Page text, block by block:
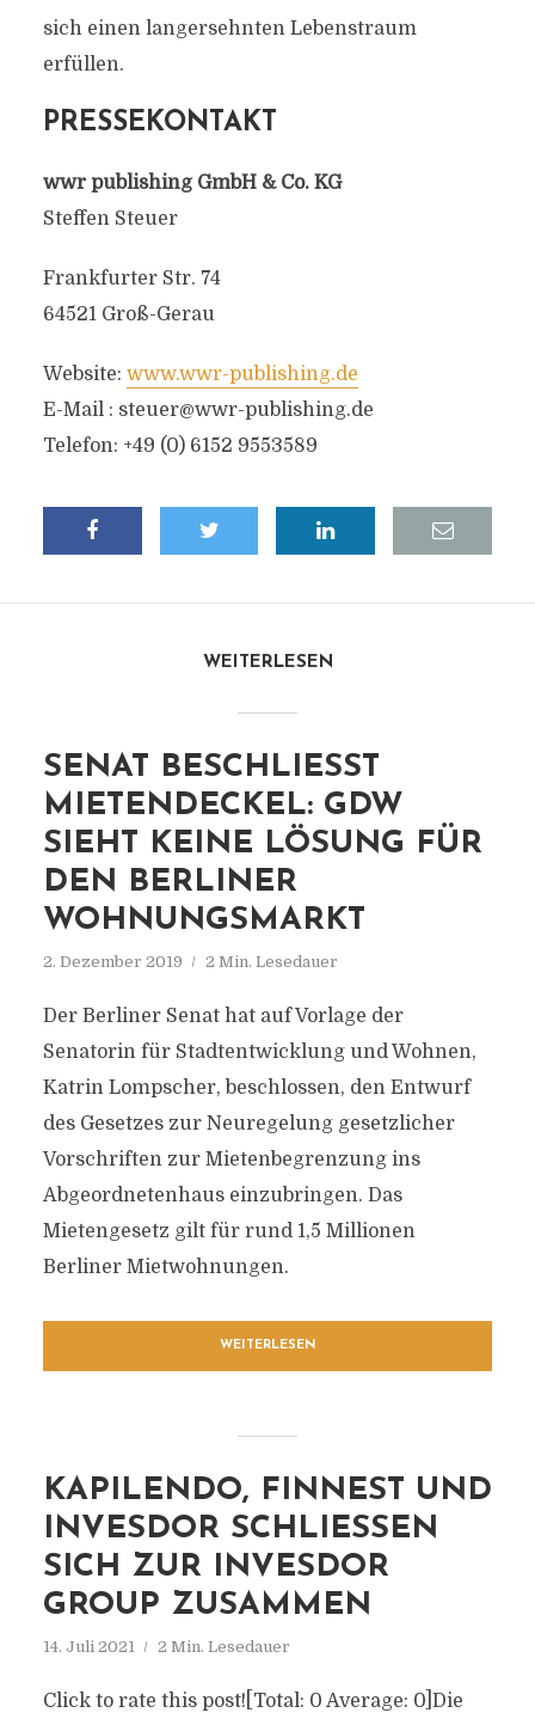
sich einen langersehnten Lebenstraum
erfüllen.
PRESSEKONTAKT
wwr publishing GmbH & Co. KG
Steffen Steuer
Frankfurter Str. 74
64521 Groß-Gerau
Website: www.wwr-publishing.de
E-Mail : steuer@wwr-publishing.de
Telefon: +49 (0) 6152 9553589
WEITERLESEN
SENAT BESCHLIESST M
IETENDECKEL: GDW S
IEHT KEINE LÖSUNG FÜR D
EN BERLINER W
OHNUNGSMARKT
2. Dezember 2019 2 Min. Lesedauer
Der Berliner Senat hat auf Vorlage der
Senatorin für Stadtentwicklung und Wohnen,
Katrin Lompscher, beschlossen, den Entwurf
des Gesetzes zur Neuregelung gesetzlicher
Vorschriften zur Mietenbegrenzung ins
Abgeordnetenhaus einzubringen. Das
Mietengesetz gilt für rund 1,5 Millionen
Berliner Mietwohnungen.
WEITERLESEN
KAPILENDO, FINNEST UND
INVESDOR SCHLIESSEN S
ICH ZUR INVESDOR G
ROUP ZUSAMMEN
14. Juli 2021 2 Min. Lesedauer
Click to rate this post![Total: 0 Average: 0]Die